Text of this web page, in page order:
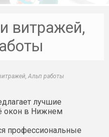
площадей
витражей,
Альп работы
лучшие
окон в Нижнем
профессиональные